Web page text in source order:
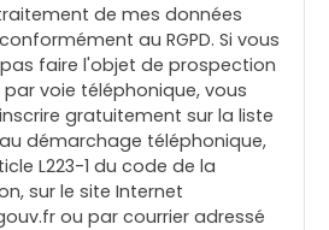
de mes données
au RGPD. Si vous
faire l'objet de prospection
voie téléphonique, vous
gratuitement sur la liste
démarchage téléphonique,
L223-1 du code de la
sur le site Internet
ou par courrier adressé